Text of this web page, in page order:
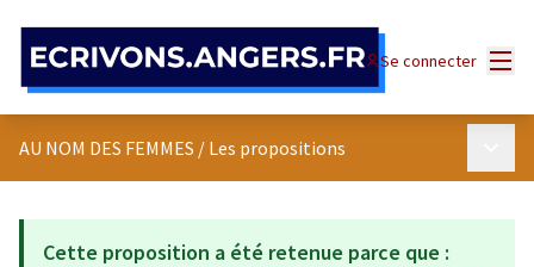
Se connecter
AU NOM DES FEMMES / Les propositions
Cette proposition a été retenue parce que :